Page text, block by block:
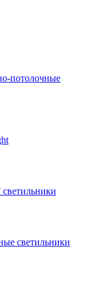
потолочные
светильники